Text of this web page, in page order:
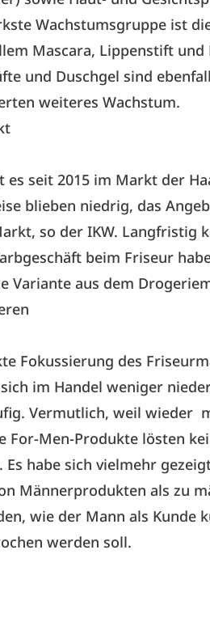
Wachstumsgruppe ist
Mascara, Lippenstift
und Duschgel sind
weiteres Wachstum.
es seit 2015 im Markt der
blieben niedrig, das
so der IKW. Langfristig
beim Friseur
Variante aus dem
Fokussierung des
im Handel weniger
Vermutlich, weil wieder
For-Men-Produkte lösten
habe sich vielmehr
Männerprodukten als zu
wie der Mann als Kunde
werden soll.